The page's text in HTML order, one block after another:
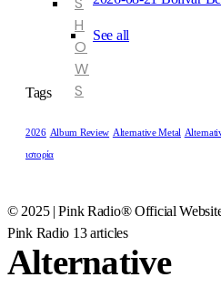
H
O
W
S
See all
Tags
2026 Album Review Alternative Metal
ιστορία
© 2025 | Pink Radio® Official
Pink Radio 13 articles
Alternative